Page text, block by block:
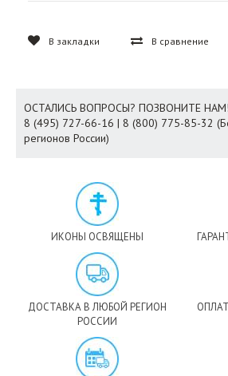
В закладки В сравнение
ОСТАЛИСЬ ВОПРОСЫ? ПОЗВОНИТЕ НАМ!
8 (495) 727-66-16 | 8 (800) 775-85-32
регионов России)
ИКОНЫ ОСВЯЩЕНЫ
ДОСТАВКА В ЛЮБОЙ РЕГИОН
РОССИИ